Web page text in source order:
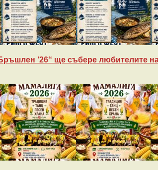
’26“ ще събере любителите